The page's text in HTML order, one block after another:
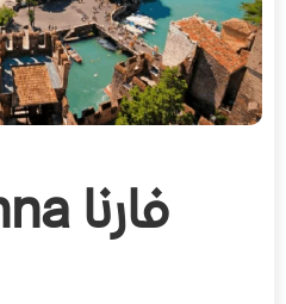
فارنا Varenna